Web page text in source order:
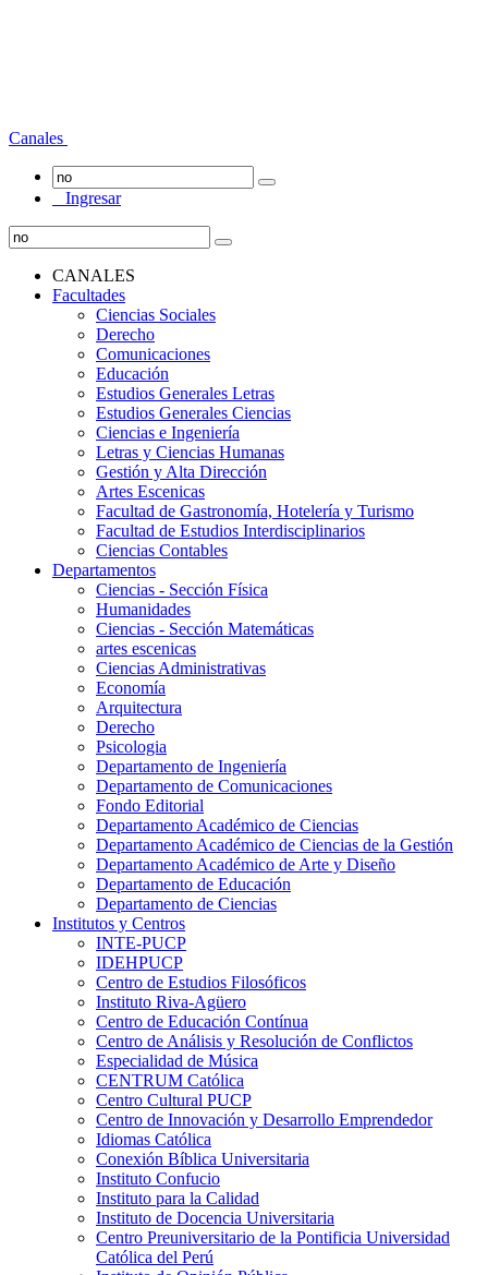
Canales
Ingresar
CANALES
Facultades
Ciencias Sociales
Derecho
Comunicaciones
Educación
Estudios Generales Letras
Estudios Generales Ciencias
Ciencias e Ingeniería
Letras y Ciencias Humanas
Gestión y Alta Dirección
Artes Escenicas
Facultad de Gastronomía, Hotelería y Turismo
Facultad de Estudios Interdisciplinarios
Ciencias Contables
Departamentos
Ciencias - Sección Física
Humanidades
Ciencias - Sección Matemáticas
artes escenicas
Ciencias Administrativas
Economía
Arquitectura
Derecho
Psicologia
Departamento de Ingeniería
Departamento de Comunicaciones
Fondo Editorial
Departamento Académico de Ciencias
Departamento Académico de Ciencias de la Gestión
Departamento Académico de Arte y Diseño
Departamento de Educación
Departamento de Ciencias
Institutos y Centros
INTE-PUCP
IDEHPUCP
Centro de Estudios Filosóficos
Instituto Riva-Agüero
Centro de Educación Contínua
Centro de Análisis y Resolución de Conflictos
Especialidad de Música
CENTRUM Católica
Centro Cultural PUCP
Centro de Innovación y Desarrollo Emprendedor
Idiomas Católica
Conexión Bíblica Universitaria
Instituto Confucio
Instituto para la Calidad
Instituto de Docencia Universitaria
Centro Preuniversitario de la Pontificia Universidad
Católica del Perú